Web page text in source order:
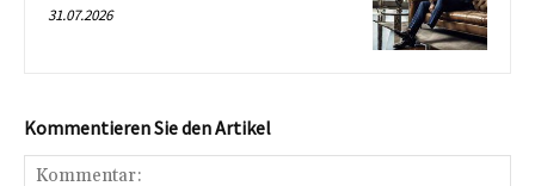
31.07.2026
Kommentieren Sie den Artikel